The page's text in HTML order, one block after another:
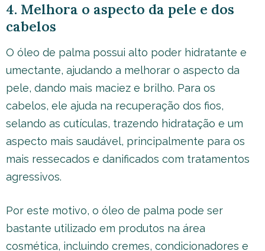
4. Melhora o aspecto da pele e dos
cabelos
O óleo de palma possui alto poder hidratante e
umectante, ajudando a melhorar o aspecto da
pele, dando mais maciez e brilho. Para os
cabelos, ele ajuda na recuperação dos fios,
selando as cutículas, trazendo hidratação e um
aspecto mais saudável, principalmente para os
mais ressecados e danificados com tratamentos
agressivos.
Por este motivo, o óleo de palma pode ser
bastante utilizado em produtos na área
cosmética, incluindo cremes, condicionadores e